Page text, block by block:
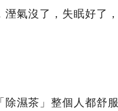
溼氣沒了，失眠好了
除濕茶」整個人都舒